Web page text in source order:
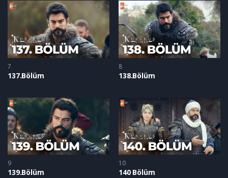
7
137.Bölüm
8
138.Bölüm
9
139.Bölüm
10
140 Bölüm